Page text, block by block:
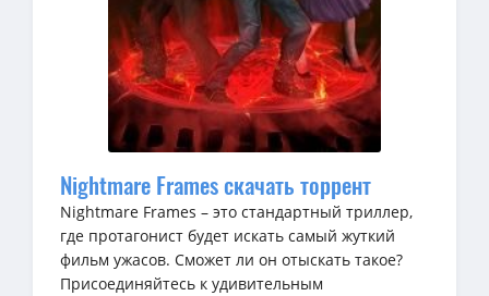
Nightmare Frames скачать торрент
Nightmare Frames – это стандартный триллер,
где протагонист будет искать самый жуткий
фильм ужасов. Сможет ли он отыскать такое?
Присоединяйтесь к удивительным